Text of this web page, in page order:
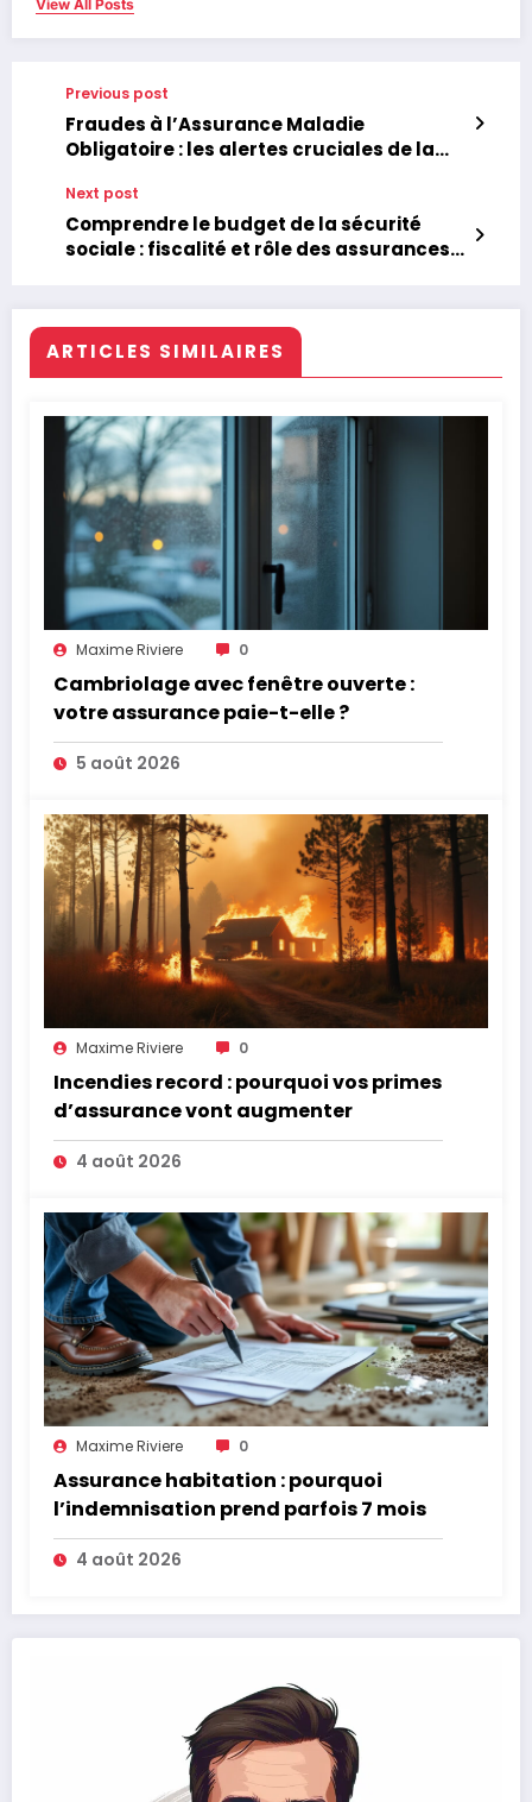
View All Posts
Previous post
Fraudes à l’Assurance Maladie
Obligatoire : les alertes cruciales de la
Next post
Comprendre le budget de la sécurité
sociale : fiscalité et rôle des assurances
ARTICLES SIMILAIRES
Maxime Riviere 0
Cambriolage avec fenêtre ouverte :
votre assurance paie-t-elle ?
5 août 2026
Maxime Riviere 0
Incendies record : pourquoi vos primes
d’assurance vont augmenter
4 août 2026
Maxime Riviere 0
Assurance habitation : pourquoi
l’indemnisation prend parfois 7 mois
4 août 2026